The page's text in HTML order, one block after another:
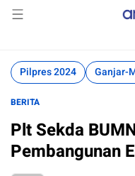
Pilpres 2024 Ganjar-
BERITA
Plt Sekda
Pembangunan